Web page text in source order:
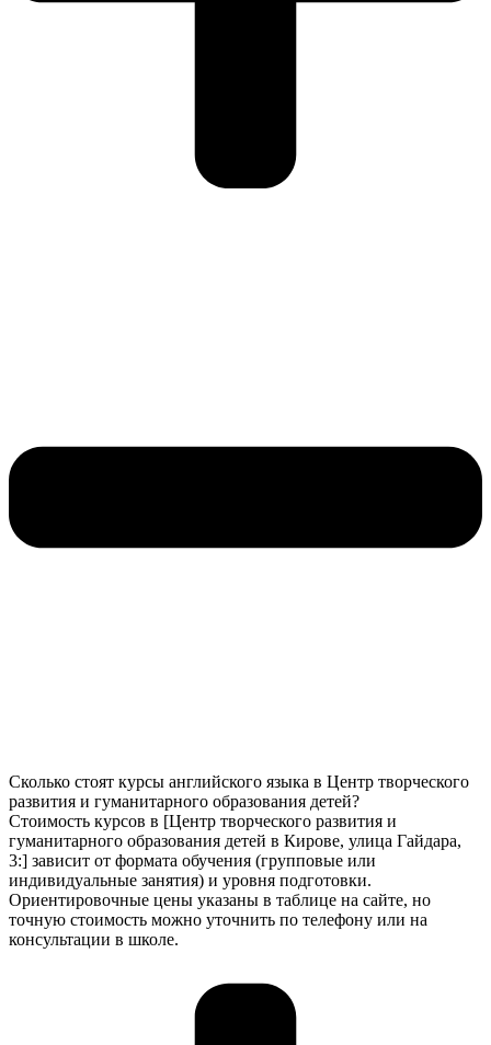
Сколько стоят курсы английского языка в Центр творческого
развития и гуманитарного образования детей?
Стоимость курсов в [Центр творческого развития и
гуманитарного образования детей в Кирове, улица Гайдара,
3:] зависит от формата обучения (групповые или
индивидуальные занятия) и уровня подготовки.
Ориентировочные цены указаны в таблице на сайте, но
точную стоимость можно уточнить по телефону или на
консультации в школе.